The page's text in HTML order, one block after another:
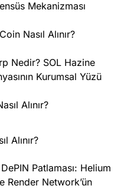
Mekanizması
Nasıl Alınır?
Nedir? SOL Hazine
Kurumsal Yüzü
Alınır?
Alınır?
Patlaması: Helium
Render Network’ün